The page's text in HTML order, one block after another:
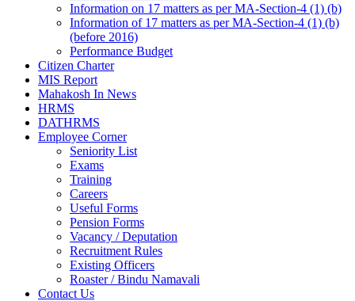
Information on 17 matters as per MA-Section-4 (1) (b)
Information of 17 matters as per MA-Section-4 (1) (b)
(before 2016)
Performance Budget
Citizen Charter
MIS Report
Mahakosh In News
HRMS
DATHRMS
Employee Corner
Seniority List
Exams
Training
Careers
Useful Forms
Pension Forms
Vacancy / Deputation
Recruitment Rules
Existing Officers
Roaster / Bindu Namavali
Contact Us